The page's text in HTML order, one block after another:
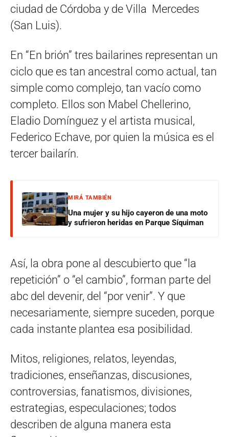
ciudad de Córdoba y de Villa Mercedes
(San Luis).
En “En brión” tres bailarines representan un
ciclo que es tan ancestral como actual, tan
simple como complejo, tan vacío como
completo. Ellos son Mabel Chellerino,
Eladio Domínguez y el artista musical,
Federico Echave, por quien la música es el
tercer bailarín.
MIRÁ TAMBIÉN
Una mujer y su hijo cayeron de una moto
y sufrieron heridas en Parque Síquiman
Así, la obra pone al descubierto que “la
repetición” o “el cambio”, forman parte del
abc del devenir, del “por venir”. Y que
necesariamente, siempre suceden, porque
cada instante plantea esa posibilidad.
Mitos, religiones, relatos, leyendas,
tradiciones, enseñanzas, discusiones,
controversias, fanatismos, divisiones,
estrategias, especulaciones; todos
describen de alguna manera esta